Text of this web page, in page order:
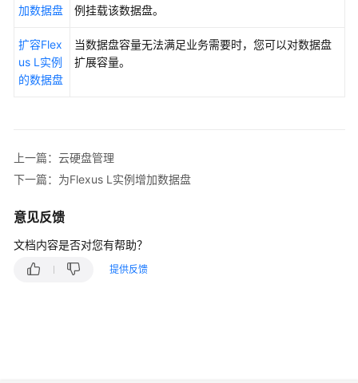
例
管
理
Flexus
像
理
用
加数据盘
例挂载该数据盘。
扩容Flex
us L实例
的数据盘
当数据盘容量无法满足业务需要时，您可以对数据盘
扩展容量。
上一篇：云硬盘管理
下一篇：为Flexus L实例增加数据盘
意见反馈
文档内容是否对您有帮助？
提供反馈